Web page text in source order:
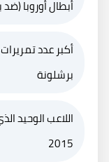
أبطال أوروبا (ضد
برشلونة
2015